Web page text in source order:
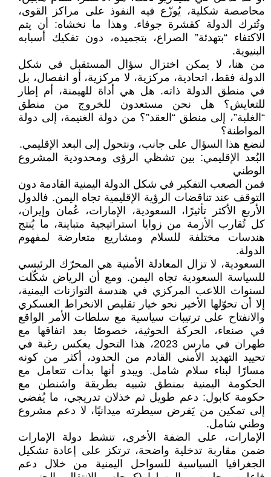
محاصصة شكلية، يُوزّع فيه النفوذ على مراكز القوى،
وتُترك الدولة كقشرة جوفاء. وهذا ما نخشاه: أن يتم
الاكتفاء “بتهدئة” الصراع، بتجميده، دون تفكيك أسبابه
البنيوية.
من هنا، لا يمكن اختزال سؤال المستقبل في شكل
الدولة فقط، اتحادية، مركزية، لا مركزية، أو انفصال، بل
في منطق الدولة ذاته. هل هي أداة للهيمنة، أم إطار
للتعايش؟ هل نحن مستعدون للخروج من منطق
“الغلبة”، إلى منطق “العقد”؟ من دولة الغنيمة، إلى دولة
المواطنة؟
لنضع هذا السؤال على جانب، ونتحول إلى البعد الإقليمي.
البُعد الإقليمي: بين تشظي الرؤى ومحدودية المشروع
الوطني
فمن الصعب التفكير في شكل الدولة اليمنية القادمة دون
التوقف عند تناقضات الرؤية الإقليمية تجاه اليمن. فالدول
الأربع الأكثر تأثيرًا، السعودية، الإمارات، عُمان وإيران،
كل تُقارب الأزمة من زوايا استراتيجية متباينة، ما يُنتج
هندسات مختلفة للسلام ومشاريع متعارضة لمفهوم
الدولة.
السعودية، لا تزال المعادلة الأمنية هي المحرّك الرئيسي
للسياسة السعودية تجاه اليمن. ومع أن الرياض شكّلت
لسنوات اللاعب المركزي في هندسة التوازنات اليمنية،
إلا أن تحوّلها الأخير نحو خيار تقليص الانخراط العسكري
والانفتاح على ترتيبات سياسية مع سلطات الأمر الواقع
في صنعاء، الحركة الحوثية، خصوصًا بعد اتفاقها مع
طهران في مارس 2023، هذا التحول يعكس رغبة في
تحييد التهديد الأمني القادم من الحدود، أكثر من كونه
مسارًا لبناء سلام شامل. ويبدو أنها بدأت تتعامل مع
الحكومة اليمنية بمنطق شبيه بطريقة واشنطن مع
حكومة كابول: دعم طويل ثم خذلان تدريجي، ما يُفضي
إلى تمكين من يَفرض سيطرته ميدانيًا، لا دعم مشروع
وطني شامل.
الإمارات، على الضفة الأخرى، تنشط دولة الإمارات
ضمن مقاربة تدخلية واضحة، ترتكز على إعادة تشكيل
الجغرافيا السياسية للسواحل اليمنية من خلال دعم